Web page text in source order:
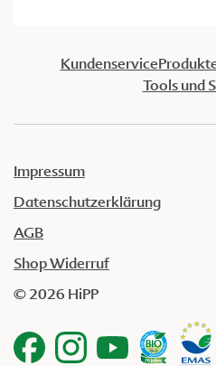
Kundenservice
Tools und
Impressum
Datenschutzerklärung
AGB
Shop Widerruf
© 2026 HiPP